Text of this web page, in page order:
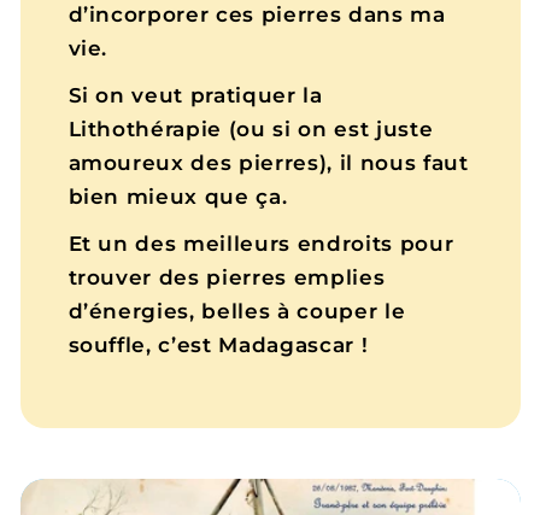
d’incorporer ces pierres dans ma
vie.
Si on veut pratiquer la
Lithothérapie (ou si on est juste
amoureux des pierres), il nous faut
bien mieux que ça.
Et un des meilleurs endroits pour
trouver des pierres emplies
d’énergies, belles à couper le
souffle, c’est Madagascar !